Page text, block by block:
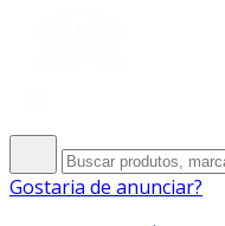
Gostaria de anunciar?